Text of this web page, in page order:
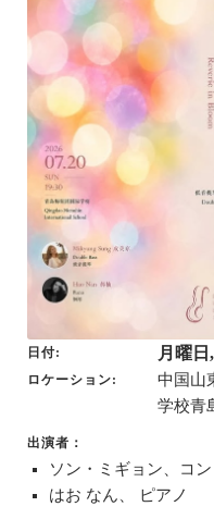
日付 月曜日
ロケーション
中国山
学校青
出演者：
ソン・ミギョン、コ
はお なん、 ピアノ